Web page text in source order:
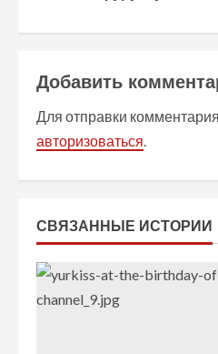
ж
и
т
ь
т
е
н
Добавить
Для отправки
авторизоваться.
СВЯЗАННЫЕ ИСТОРИИ